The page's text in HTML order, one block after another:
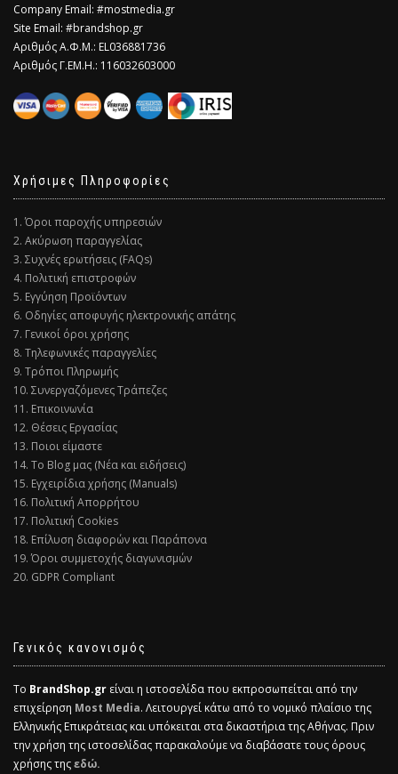
Company Email: #mostmedia.gr
Site Email: #brandshop.gr
Αριθμός Α.Φ.Μ.: EL036881736
Αριθμός Γ.ΕΜ.Η.: 116032603000
Χρήσιμες Πληροφορίες
1. Όροι παροχής υπηρεσιών
2. Ακύρωση παραγγελίας
3. Συχνές ερωτήσεις (FAQs)
4. Πολιτική επιστροφών
5. Εγγύηση Προϊόντων
6. Οδηγίες αποφυγής ηλεκτρονικής απάτης
7. Γενικοί όροι χρήσης
8. Τηλεφωνικές παραγγελίες
9. Τρόποι Πληρωμής
10. Συνεργαζόμενες Τράπεζες
11. Επικοινωνία
12. Θέσεις Εργασίας
13. Ποιοι είμαστε
14. Το Blog μας (Νέα και ειδήσεις)
15. Εγχειρίδια χρήσης (Manuals)
16. Πολιτική Απορρήτου
17. Πολιτική Cookies
18. Επίλυση διαφορών και Παράπονα
19. Όροι συμμετοχής διαγωνισμών
20. GDPR Compliant
Γενικός κανονισμός
Το BrandShop.gr είναι η ιστοσελίδα που εκπροσωπείται από την
επιχείρηση Most Media. Λειτουργεί κάτω από το νομικό πλαίσιο της
Ελληνικής Επικράτειας και υπόκειται στα δικαστήρια της Αθήνας. Πριν
την χρήση της ιστοσελίδας παρακαλούμε να διαβάσατε τους όρους
χρήσης τηςεδώ.